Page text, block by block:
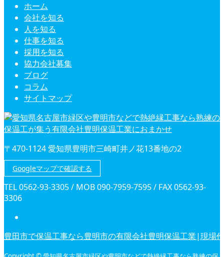
ホーム
会社を知る
人を知る
仕事を知る
採用を知る
協力会社募集
ブログ
コラム
サイトマップ
〒470-1124 愛知県豊明市三崎町井ノ花13番地の2
Googleマップで確認する
TEL 0562-93-3305 / MOB 090-7959-7595 / FAX 0562-93-
3306
豊田市で保温工事なら豊明市の有限会社豊明保温工業|現場